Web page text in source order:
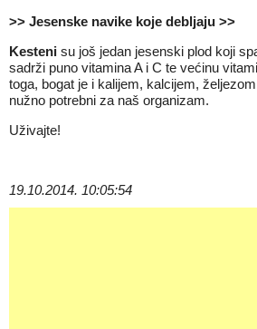
>> Jesenske navike koje debljaju >>
Kesteni su još jedan jesenski plod koji
sadrži puno vitamina A i C te većinu
toga, bogat je i kalijem, kalcijem,
nužno potrebni za naš organizam.
Uživajte!
19.10.2014. 10:05:54